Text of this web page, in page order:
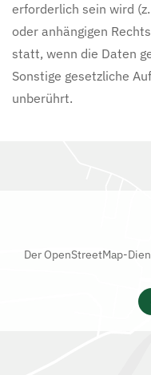
erforderlich sein wird
oder anhängigen
statt, wenn die Daten
Sonstige gesetzliche
unberührt.
Der OpenStreetMap-